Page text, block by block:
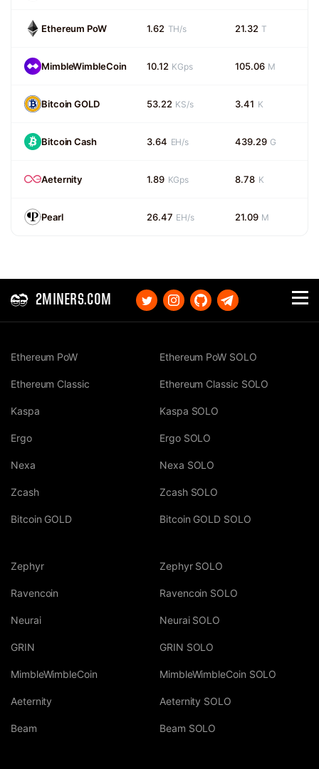
Ethereum PoW 1.62 TH/s 21.32 T
MimbleWimbleCoin 10.12 KGps 105.06 M
Bitcoin GOLD 53.22 KS/s 3.41 K
Bitcoin Cash 3.64 EH/s 439.29 G
Aeternity 1.89 KGps 8.78 K
Pearl 26.47 EH/s 21.09 M
2MINERS.COM
Ethereum PoW
Ethereum Classic
Kaspa
Ergo
Nexa
Zcash
Bitcoin GOLD
Ethereum PoW SOLO
Ethereum Classic SOLO
Kaspa SOLO
Ergo SOLO
Nexa SOLO
Zcash SOLO
Bitcoin GOLD SOLO
Zephyr
Ravencoin
Neurai
GRIN
MimbleWimbleCoin
Aeternity
Beam
Zephyr SOLO
Ravencoin SOLO
Neurai SOLO
GRIN SOLO
MimbleWimbleCoin SOLO
Aeternity SOLO
Beam SOLO